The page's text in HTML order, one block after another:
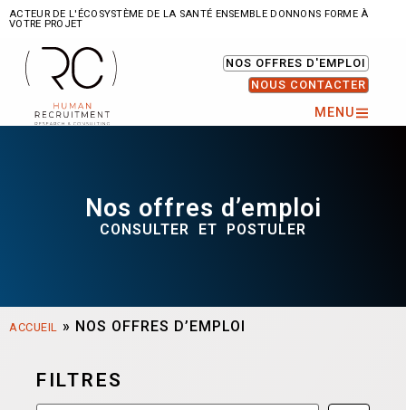
ACTEUR DE L'ÉCOSYSTÈME DE LA SANTÉ ENSEMBLE DONNONS FORME À
VOTRE PROJET
NOS OFFRES D'EMPLOI
NOUS CONTACTER
MENU
Nos offres d’emploi
CONSULTER ET POSTULER
ACCUEIL » NOS OFFRES D’EMPLOI
FILTRES